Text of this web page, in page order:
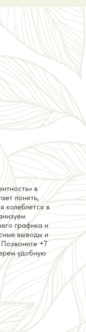
в
понять,
колеблется в
графика и
выводы и
+7
удобную